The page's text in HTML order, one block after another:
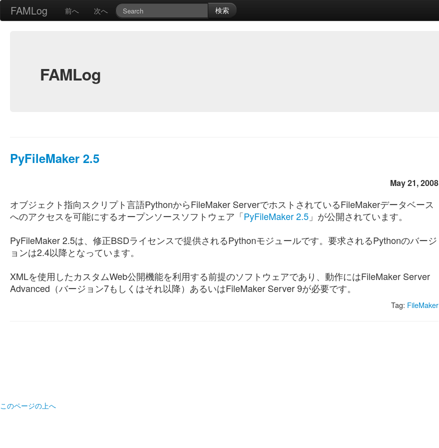
FAMLog 前へ 次へ 検索
FAMLog
PyFileMaker 2.5
May 21, 2008
オブジェクト指向スクリプト言語PythonからFileMaker ServerでホストされているFileMakerデータベース
へのアクセスを可能にするオープンソースソフトウェア「PyFileMaker 2.5 」が公開されています。
PyFileMaker 2.5は、修正BSDライセンスで提供されるPythonモジュールです。要求されるPythonのバージ
ョンは2.4以降となっています。
XMLを使用したカスタムWeb公開機能を利用する前提のソフトウェアであり、動作にはFileMaker Server
Advanced（バージョン7もしくはそれ以降）あるいはFileMaker Server 9が必要です。
Tag: FileMaker
このページの上へ